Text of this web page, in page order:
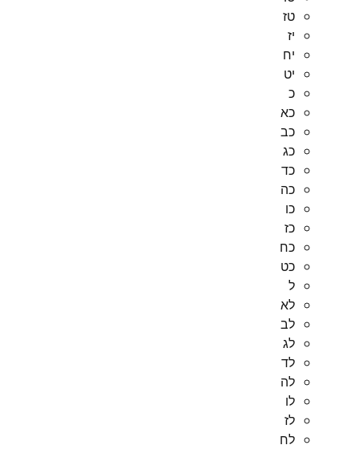
טז
יז
יח
יט
כ
כא
כב
כג
כד
כה
כו
כז
כח
כט
ל
לא
לב
לג
לד
לה
לו
לז
לח